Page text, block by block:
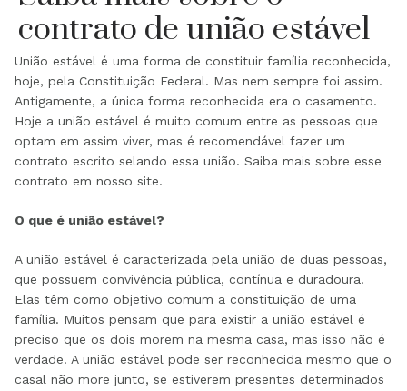
contrato de união estável
União estável é uma forma de constituir família reconhecida,
hoje, pela Constituição Federal. Mas nem sempre foi assim.
Antigamente, a única forma reconhecida era o casamento.
Hoje a união estável é muito comum entre as pessoas que
optam em assim viver, mas é recomendável fazer um
contrato escrito selando essa união. Saiba mais sobre esse
contrato em nosso site.
O que é união estável?
A união estável é caracterizada pela união de duas pessoas,
que possuem convivência pública, contínua e duradoura.
Elas têm como objetivo comum a constituição de uma
família. Muitos pensam que para existir a união estável é
preciso que os dois morem na mesma casa, mas isso não é
verdade. A união estável pode ser reconhecida mesmo que o
casal não more junto, se estiverem presentes determinados